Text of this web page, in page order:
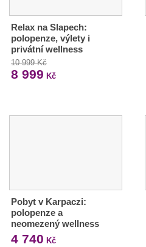
Relax na Slapech:
polopenze, výlety i
privátní wellness
10 999 Kč
8 999 Kč
Pobyt v Karpaczi:
polopenze a
neomezený wellness
4 740 Kč